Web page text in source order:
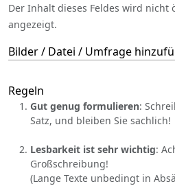
Der Inhalt dieses Feldes wird nicht
angezeigt.
Bilder / Datei / Umfrage
Regeln
Gut genug formulieren:
Satz, und bleiben Sie sachlich!
Lesbarkeit ist sehr wichtig:
Großschreibung!
(Lange Texte unbedingt in